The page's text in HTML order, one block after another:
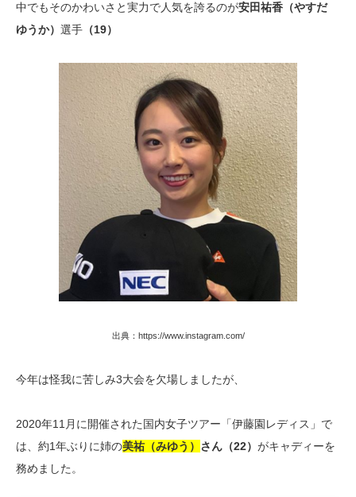
中でもそのかわいさと実力で人気を誇るのが安田祐香（やすだ
ゆうか） 選手 （19）
出典：https://www.instagram.com/
今年は怪我に苦しみ3大会を欠場しましたが、
2020年11月に開催された国内女子ツアー「伊藤園レディス」で
は、約1年ぶりに姉の美祐（みゆう） さん（22） がキャディーを
務めました。